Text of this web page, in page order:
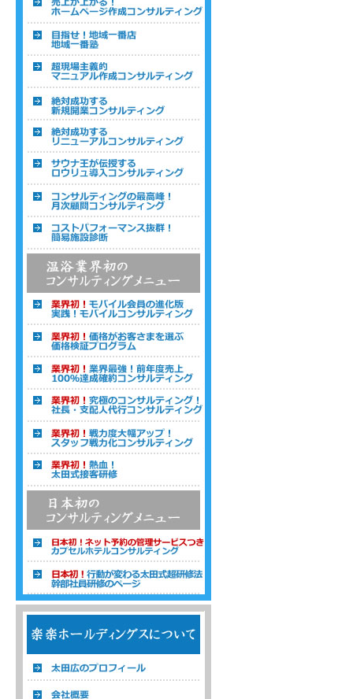
温浴経営コンサルタント 株式会社楽楽ホ